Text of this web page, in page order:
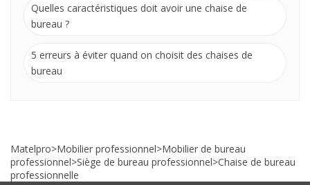
Quelles caractéristiques doit avoir une chaise de
bureau ?
5 erreurs à éviter quand on choisit des chaises de
bureau
Matelpro>Mobilier professionnel>Mobilier de bureau
professionnel>Siège de bureau professionnel>Chaise de bureau
professionnelle